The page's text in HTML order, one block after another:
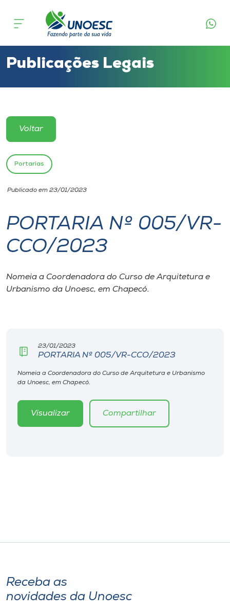
Cursos
Atendimento ao Estudante
Portal de Ensino
Unoesc
Internacionalização
I.nova
Diplomados
CPA
Biblioteca
Editora
Publicações Legais
Voltar
Portarias
Publicado em 23/01/2023
PORTARIA Nº 005/VR-
CCO/2023
Nomeia a Coordenadora do Curso de Arquitetura e
Urbanismo da Unoesc, em Chapecó.
23/01/2023
PORTARIA Nº 005/VR-CCO/2023
Nomeia a Coordenadora do Curso de Arquitetura e Urbanismo
da Unoesc, em Chapecó.
Visualizar Compartilhar
Receba as
novidades da Unoesc